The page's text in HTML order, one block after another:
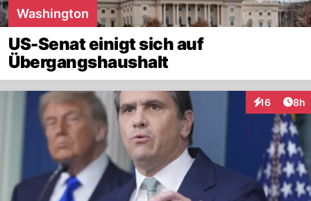
Washington
US-Senat einigt sich auf
Übergangshaushalt
16
Interaktionen
8h